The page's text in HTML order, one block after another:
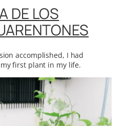
DE LOS
accomplished, I had
first plant in my life.